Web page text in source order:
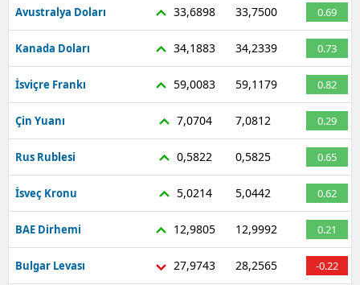
Avustralya Doları 33,6898 33,7500 0.69
Kanada Doları 34,1883 34,2339 0.73
İsviçre Frankı 59,0083 59,1179 0.82
Çin Yuanı 7,0704 7,0812 0.29
Rus Rublesi 0,5822 0,5825 0.65
İsveç Kronu 5,0214 5,0442 0.62
BAE Dirhemi 12,9805 12,9992 0.21
Bulgar Levası 27,9743 28,2565 -0.22